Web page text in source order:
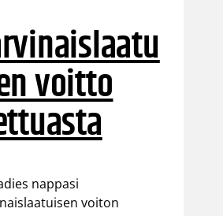
voitto
nappasi
voiton